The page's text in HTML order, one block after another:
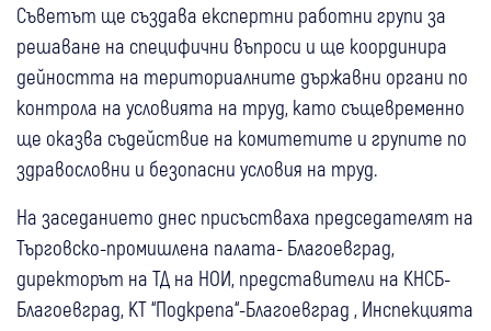
Съветът ще създава експертни работни групи за
решаване на специфични въпроси и ще координира
дейността на териториалните държавни органи по
контрола на условията на труд, като същевременно
ще оказва съдействие на комитетите и групите по
здравословни и безопасни условия на труд.
На заседанието днес присъстваха председателят на
Търговско-промишлена палата- Благоевград,
директорът на ТД на НОИ, представители на КНСБ-
Благоевград, КТ “Подкрепа“-Благоевград , Инспекцията